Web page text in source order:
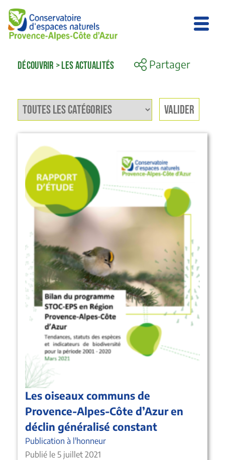
DÉCOUVRIR >LES ACTUALITÉS Partager
Les oiseaux communs de
Provence-Alpes-Côte d’Azur en
déclin généralisé constant
Publication à l'honneur
Publié le 5 juillet 2021